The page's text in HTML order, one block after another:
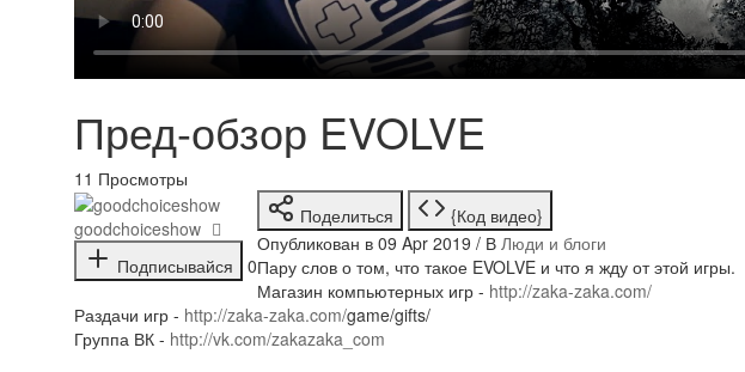
Пред-обзор EVOLVE
11 Просмотры
goodchoiceshow
Подписывайся
0
Поделиться
{Код видео}
Опубликован в 09 Apr 2019 / В Люди и блоги
Пару слов о том, что такое EVOLVE и что я жду от этой игры.
Магазин компьютерных игр - http://zaka-zaka.com/
Раздачи игр - http://zaka-zaka.com/game/gifts/
Группа ВК - http://vk.com/zakazaka_com